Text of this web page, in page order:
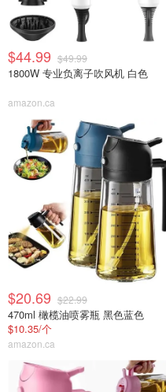
$44.99 $49.99
1800W 专业负离子吹风机 白色
amazon.ca
$20.69 $22.99
470ml 橄榄油喷雾瓶 黑色蓝色
$10.35/个
amazon.ca